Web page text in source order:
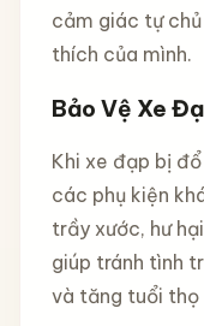
cảm giác tự
thích của mình.
Bảo Vệ Xe
Khi xe đạp bị
các phụ kiện
trầy xước, hư
giúp tránh tình
và tăng tuổi thọ